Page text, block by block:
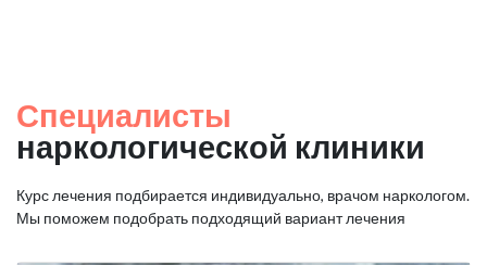
Специалисты
наркологической клиники
Курс лечения подбирается индивидуально, врачом наркологом.
Мы поможем подобрать подходящий вариант лечения